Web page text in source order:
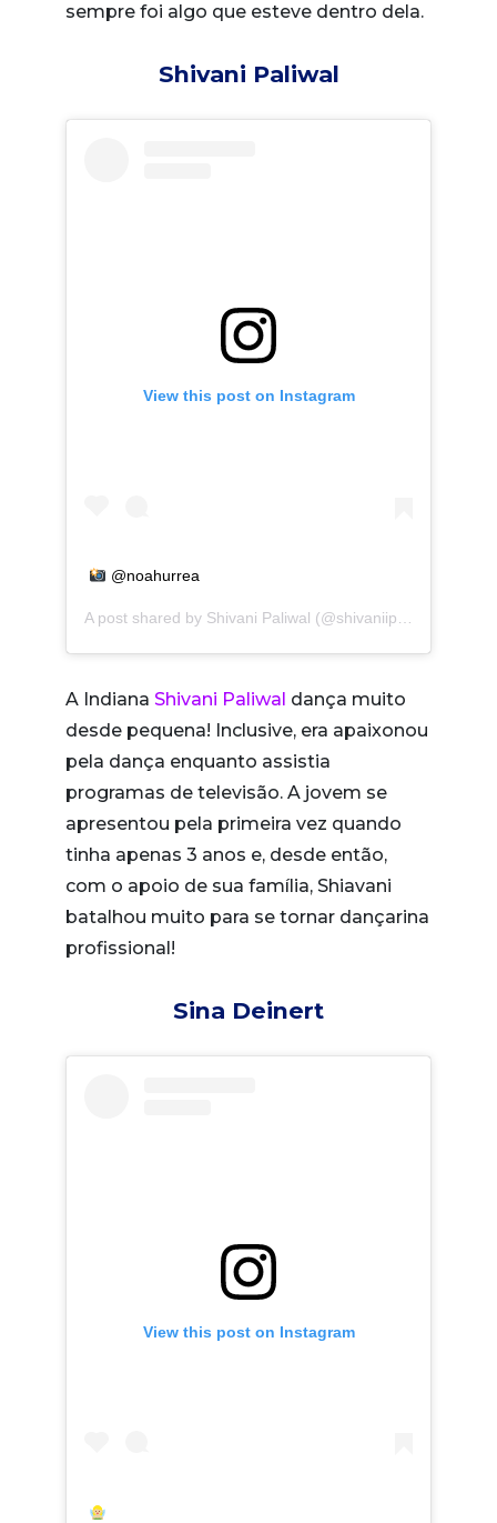
sempre foi algo que esteve dentro dela.
Shivani Paliwal
View this post on Instagram
@noahurrea
A post shared by Shivani Paliwal (@shivaniipaliwal) on
A Indiana Shivani Paliwal dança muito
desde pequena! Inclusive, era apaixonou
pela dança enquanto assistia
programas de televisão. A jovem se
apresentou pela primeira vez quando
tinha apenas 3 anos e, desde então,
com o apoio de sua família, Shiavani
batalhou muito para se tornar dançarina
profissional!
Sina Deinert
View this post on Instagram